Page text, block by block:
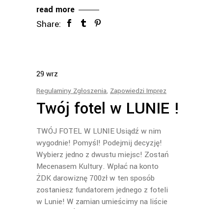
read more
Share:
29wrz
Regulaminy Zgłoszenia, Zapowiedzi Imprez
Twój fotel w LUNIE !
TWÓJ FOTEL W LUNIE Usiądź w nim
wygodnie! Pomyśl! Podejmij decyzję!
Wybierz jedno z dwustu miejsc! Zostań
Mecenasem Kultury. Wpłać na konto
ŻDK darowiznę 700zł w ten sposób
zostaniesz fundatorem jednego z foteli
w Lunie! W zamian umieścimy na liście